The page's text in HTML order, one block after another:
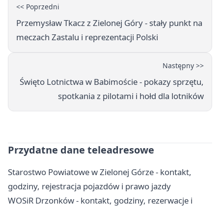
<< Poprzedni
Przemysław Tkacz z Zielonej Góry - stały punkt na
meczach Zastalu i reprezentacji Polski
Następny >>
Święto Lotnictwa w Babimoście - pokazy sprzętu,
spotkania z pilotami i hołd dla lotników
Przydatne dane teleadresowe
Starostwo Powiatowe w Zielonej Górze - kontakt,
godziny, rejestracja pojazdów i prawo jazdy
WOSiR Drzonków - kontakt, godziny, rezerwacje i